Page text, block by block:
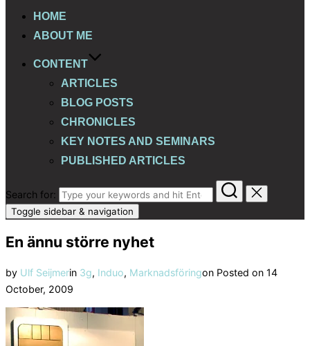
HOME
ABOUT ME
CONTENT
ARTICLES
BLOG POSTS
CHRONICLES
KEY NOTES AND SEMINARS
PUBLISHED ARTICLES
Search for:
Toggle sidebar & navigation
En ännu större nyhet
by Ulf Seijmerin 3g, Induo, Marknadsföringon Posted on 14
October, 2009